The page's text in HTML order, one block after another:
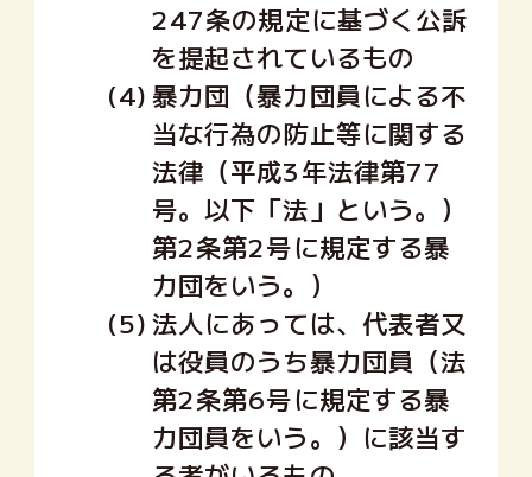
247条の規定に基づく公訴
を提起されているもの
(4)暴力団（暴力団員による不
当な行為の防止等に関する
法律（平成3年法律第77
号。以下「法」という。）
第2条第2号に規定する暴
力団をいう。）
(5)法人にあっては、代表者又
は役員のうち暴力団員（法
第2条第6号に規定する暴
力団員をいう。）に該当す